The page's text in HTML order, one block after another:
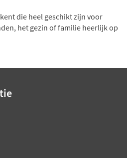
die heel geschikt zijn voor
het gezin of familie heerlijk op